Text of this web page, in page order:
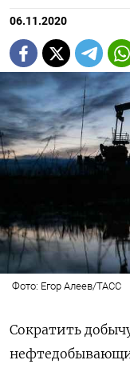
06.11.2020
Фото: Егор Алеев/ТАСС
Сократить